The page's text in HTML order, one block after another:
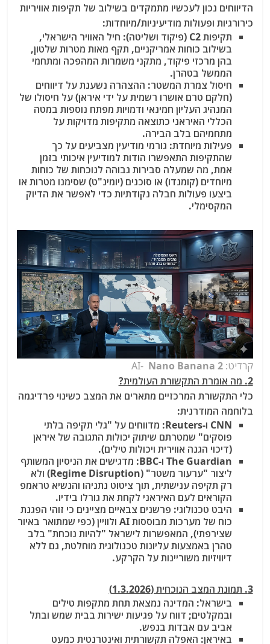
הדיווחים נכון לעכשיו מתמקדים בשילוב של תקיפות אוויריות
כירורגיות ופעולות מודיעיניות/מיוחדות:
תקיפות C2 (פיקוד ושליטה):
חיל האוויר הישראלי,
בשילוב כוחות אמריקניים, תקף מאות מטרות שלטון,
בהן מרכזי פיקוד, מתקני משמרות המהפכה ומתחמי
הממשל בטהרן.
חיסול צמרת המשטר: ההצהרה נשענת על דיווחים
(חלקם טרם אושרו רשמית על ידי איראן) על חיסולו של
המנהיג העליון חמינאי ודמויות מפתח נוספות במטה
הכללי האיראני כתוצאה מתקיפות מדויקות על
מתחמיהם בלב הבירה.
פעילות מיוחדת: גורמי מודיעין מצביעים על כך
שהתקיפות התאפשרו הודות למודיעין איכותי בזמן
אמת, מה שמעלה סבירות גבוהה לנוכחות של כוחות
מיוחדים (קומנדו) או סוכנים (יומינ"ט) שסימנו מטרות או
ביצעו פעולות חבלה נקודתיות כדי לאפשר את הדיוק
המקסימלי.
קרדיט: AI-Nano Banana 2
2. מה אומרת התקשורת העולמית?
כלי התקשורת המרכזיים מתארים את המצב כשינוי פרדיגמה
בלוחמה המודרנית:
CNN ו-Reuters:
מדווחים על "גלי תקיפה בלתי
פוסקים" שמטרתם שיתוק יכולות התגובה של איראן
(דיכוי הגנה אווירית ויכולות טילים).
The Guardian ו-BBC:
מדגישים את הניסיון המשותף
ליצור "ערעור משטר" (Regime Disruption) ולא
רק תקיפה ענישתית, תוך ציטוט נתניהו והנשיא טראמפ
הקוראים לעם האיראני לקחת את גורלו בידיו.
היבט טכנולוגי: פרשנים צבאיים מציינים כי זוהי הפגנת
כוח של מערכות מבוססות AI ולוויין (כפי שמתואר באיור
שצירפתי), המאפשרות לישראל "להיות נוכחת" בלב
טהרן באמצעות עליונות טכנולוגית מוחלטת, גם ללא
דיוויזיות משוריינות על הקרקע.
3. תמונת המצב הנוכחית (1.3.2026)
בישראל: המדינה נמצאת תחת מתקפות טילים
ובמקלטים; דווח על פגיעות ישירות בבית שמש ובתל
אביב עם אבדות בנפש.
באיראן: האפלה תקשורתית ואינטרנטית כמעט